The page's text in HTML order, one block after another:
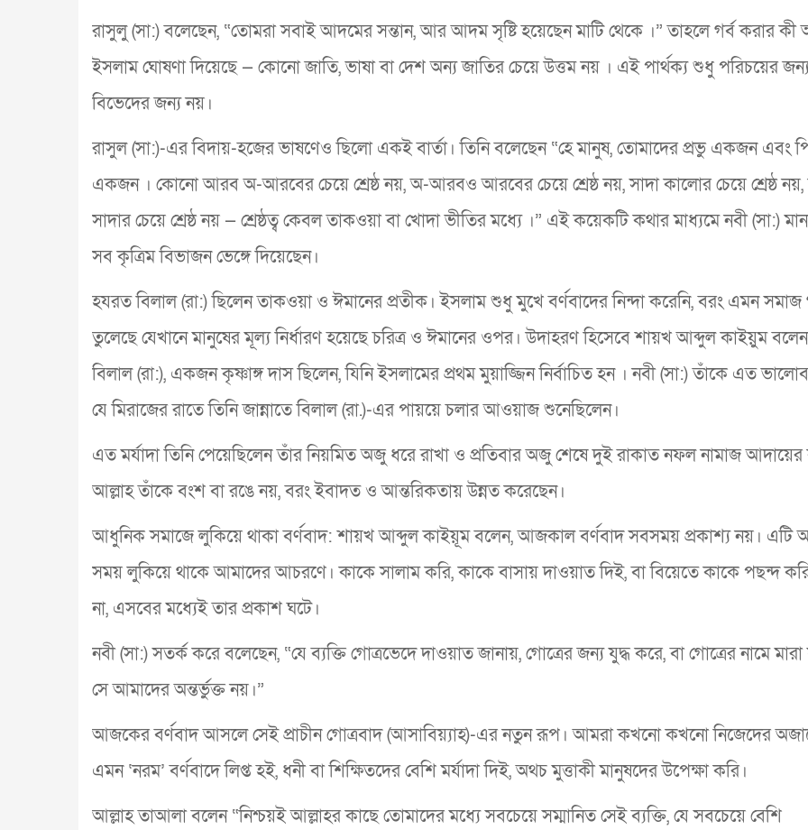
রাসুলু (সা:) বলেছেন, “তোমরা সবাই আদমের সন্তান, আর আদম সৃষ্টি হয়েছেন মাটি থেকে ।” তাহলে গর্ব করার
ইসলাম ঘোষণা দিয়েছে — কোনো জাতি, ভাষা বা দেশ অন্য জাতির চেয়ে উত্তম নয় । এই পার্থক্য শুধু পরিচয়ের
বিভেদের জন্য নয়।
রাসুল (সা:)-এর বিদায়-হজের ভাষণেও ছিলো একই বার্তা। তিনি বলেছেন “হে মানুষ, তোমাদের প্রভু একজন এবং
একজন । কোনো আরব অ-আরবের চেয়ে শ্রেষ্ঠ নয়, অ-আরবও আরবের চেয়ে শ্রেষ্ঠ নয়, সাদা কালোর চেয়ে শ্রেষ্ঠ
সাদার চেয়ে শ্রেষ্ঠ নয় — শ্রেষ্ঠত্ব কেবল তাকওয়া বা খোদা ভীতির মধ্যে ।” এই কয়েকটি কথার মাধ্যমে নবী (সা‍:)
সব কৃত্রিম বিভাজন ভেঙ্গে দিয়েছেন।
হযরত বিলাল (রা:) ছিলেন তাকওয়া ও ঈমানের প্রতীক। ইসলাম শুধু মুখে বর্ণবাদের নিন্দা করেনি, বরং এমন
তুলেছে যেখানে মানুষের মূল্য নির্ধারণ হয়েছে চরিত্র ও ঈমানের ওপর। উদাহরণ হিসেবে শায়খ আব্দুল কাইয়ুম
বিলাল (রা:), একজন কৃষ্ণাঙ্গ দাস ছিলেন, যিনি ইসলামের প্রথম মুয়াজ্জিন নির্বাচিত হন । নবী (সা:) তাঁকে এত
যে মিরাজের রাতে তিনি জান্নাতে বিলাল (রা.)-এর পায়য়ে চলার আওয়াজ শুনেছিলেন।
এত মর্যাদা তিনি পেয়েছিলেন তাঁর নিয়মিত অজু ধরে রাখা ও প্রতিবার অজু শেষে দুই রাকাত নফল নামাজ আদায়ের
আল্লাহ তাঁকে বংশ বা রঙে নয়, বরং ইবাদত ও আন্তরিকতায় উন্নত করেছেন।
আধুনিক সমাজে লুকিয়ে থাকা বর্ণবাদ: শায়খ আব্দুল কাইয়ূম বলেন, আজকাল বর্ণবাদ সবসময় প্রকাশ্য নয়। এটি
সময় লুকিয়ে থাকে আমাদের আচরণে। কাকে সালাম করি, কাকে বাসায় দাওয়াত দিই, বা বিয়েতে কাকে পছন্দ
না, এসবের মধ্যেই তার প্রকাশ ঘটে।
নবী (সা‍:) সতর্ক করে বলেছেন, “যে ব্যক্তি গোত্রভেদে দাওয়াত জানায়, গোত্রের জন্য যুদ্ধ করে, বা গোত্রের নামে
সে আমাদের অন্তর্ভুক্ত নয়।”
আজকের বর্ণবাদ আসলে সেই প্রাচীন গোত্রবাদ (আসাবিয়্যাহ)-এর নতুন রূপ। আমরা কখনো কখনো নিজেদের
এমন ‘নরম’ বর্ণবাদে লিপ্ত হই, ধনী বা শিক্ষিতদের বেশি মর্যাদা দিই, অথচ মুত্তাকী মানুষদের উপেক্ষা করি।
আল্লাহ তাআলা বলেন “নিশ্চয়ই আল্লাহর কাছে তোমাদের মধ্যে সবচেয়ে সম্মানিত সেই ব্যক্তি, যে সবচেয়ে বেশি